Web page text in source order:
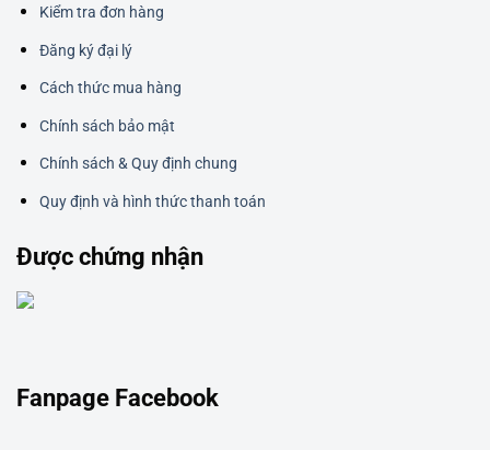
Kiểm tra đơn hàng
Đăng ký đại lý
Cách thức mua hàng
Chính sách bảo mật
Chính sách & Quy định chung
Quy định và hình thức thanh toán
Được chứng nhận
Fanpage Facebook